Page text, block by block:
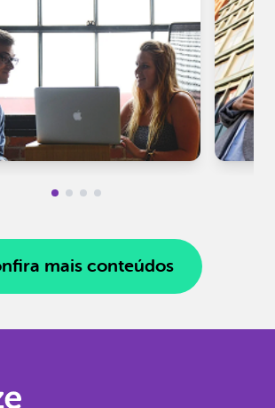
mais conteúdos